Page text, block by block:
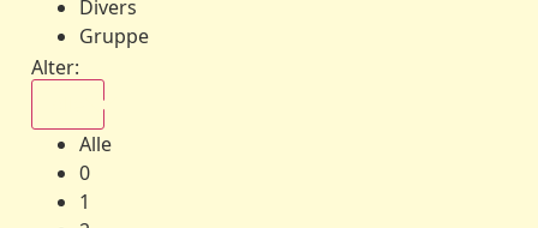
Divers
Gruppe
Alter:
Alle
0
1